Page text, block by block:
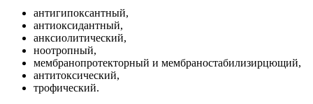
антигипоксантный,
антиоксидантный,
анксиолитический,
ноотропный,
мембранопротекторный и мембраностабилизирцющий,
антитоксический,
трофический.